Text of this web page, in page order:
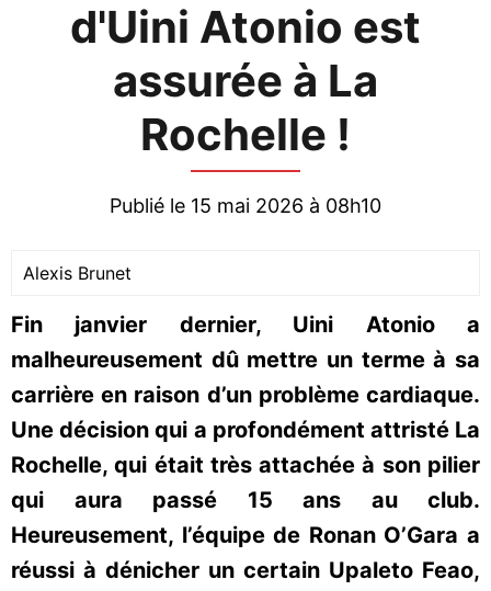
d'Uini Atonio est
assurée à La
Rochelle !
Publié le 15 mai 2026 à 08h10
Alexis Brunet
Fin janvier dernier, Uini Atonio a
malheureusement dû mettre un terme à sa
carrière en raison d’un problème cardiaque.
Une décision qui a profondément attristé La
Rochelle, qui était très attachée à son pilier
qui aura passé 15 ans au club.
Heureusement, l’équipe de Ronan O’Gara a
réussi à dénicher un certain Upaleto Feao,